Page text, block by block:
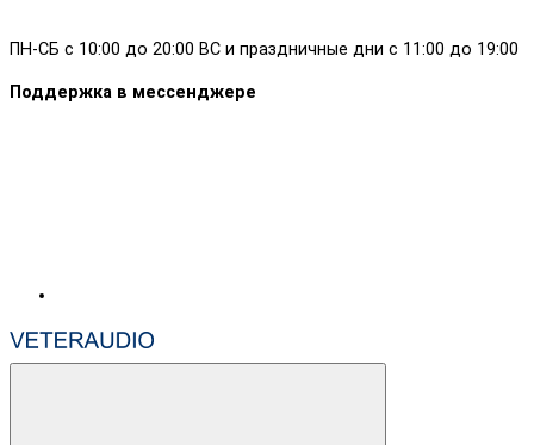
ПН-СБ с 10:00 до 20:00 ВС и праздничные дни с 11:00 до 19:00
Поддержка в мессенджере